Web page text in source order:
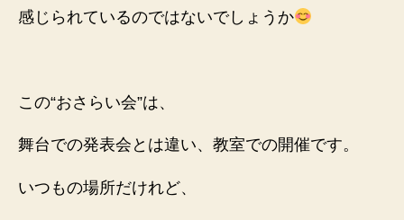
感じられているのではないでしょうか
この“おさらい会”は、
舞台での発表会とは違い、 教室での開催です。
いつもの場所だけれど、